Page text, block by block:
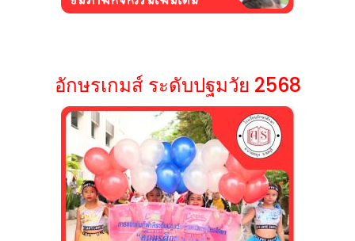
อักษรเกมส์ ระดับปฐมวัย 2568